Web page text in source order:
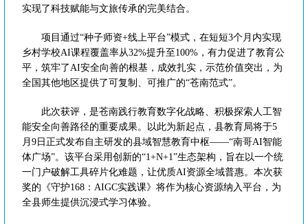
实现了科技赋能与文旅传承的完美结合。
项目通过“种子师资+线上平台”模式，在短短3个月内实现
乡村学校AI课程覆盖率从32%提升至100%，有力促进了教育公
平，筑牢了AI安全向善的根基，成效扎实，示范价值突出，为
全国其他地区提供了可复制、可推广的“苍南范式”。
此次获评，是苍南践行教育数字化战略、积极探索人工智
能安全向善路径的重要成果。以此为新起点，县教育局将于5
月9日正式发布自主研发的县域智慧教育中枢——“南哥AI智能
体广场”。该平台采用创新的“1+N+1”生态架构，旨在以一个统
一门户破解工具碎片化难题，让优质AI资源全域普惠。本次获
奖的《守护168：AIGC实践课》将作为核心资源纳入平台，为
全县师生提供沉浸式学习体验。